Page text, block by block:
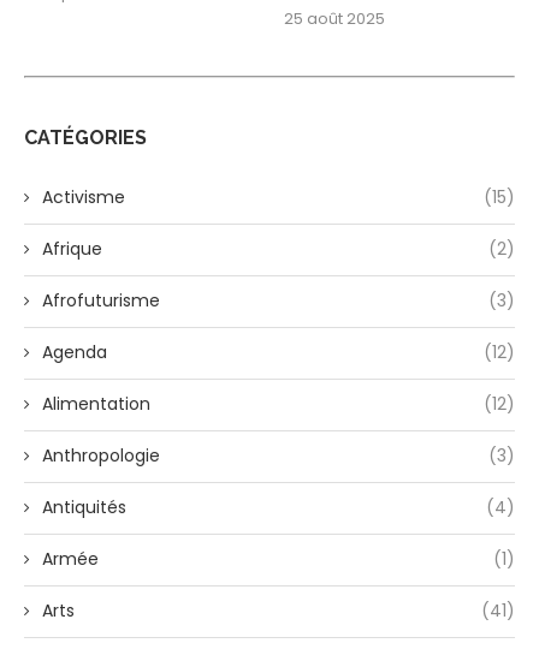
25 août 2025
CATÉGORIES
Activisme (15)
Afrique (2)
Afrofuturisme (3)
Agenda (12)
Alimentation (12)
Anthropologie (3)
Antiquités (4)
Armée (1)
Arts (41)